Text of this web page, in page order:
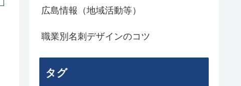
広島情報（地域活動等）
職業別名刺デザインのコツ
タグ